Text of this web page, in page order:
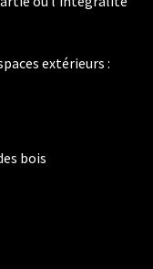
extérieurs :
bois